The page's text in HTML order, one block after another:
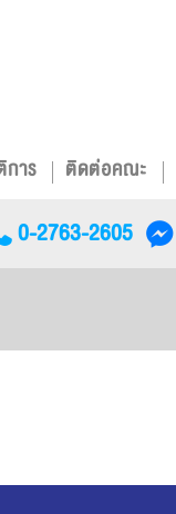
าร ติดต่อคณะ
0-2763-2605